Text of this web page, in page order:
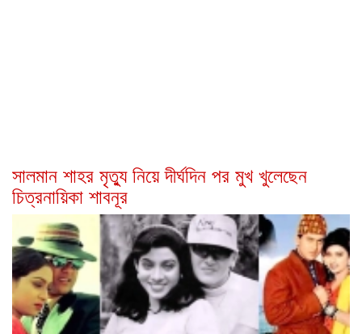
সালমান শাহর মৃত্যু নিয়ে দীর্ঘদিন পর মুখ খুলেছেন
চিত্রনায়িকা শাবনূর